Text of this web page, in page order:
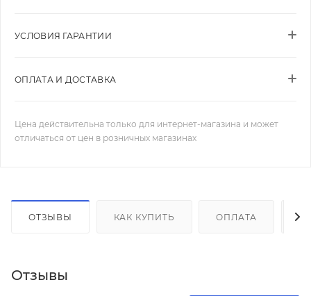
УСЛОВИЯ ГАРАНТИИ
ОПЛАТА И ДОСТАВКА
Цена действительна только для интернет-магазина и может
отличаться от цен в розничных магазинах
ОТЗЫВЫ КАК КУПИТЬ ОПЛАТА
Отзывы